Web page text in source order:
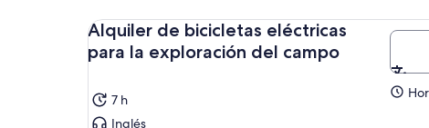
Alquiler de bicicletas eléctricas
para la exploración del campo
7 h
Inglés